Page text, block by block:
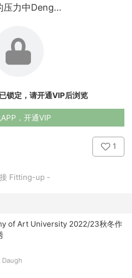
力中Deng...
锁定，请开通VIP后浏览
，开通VIP
1
Fitting-up -
of Art University 2022/23秋冬作